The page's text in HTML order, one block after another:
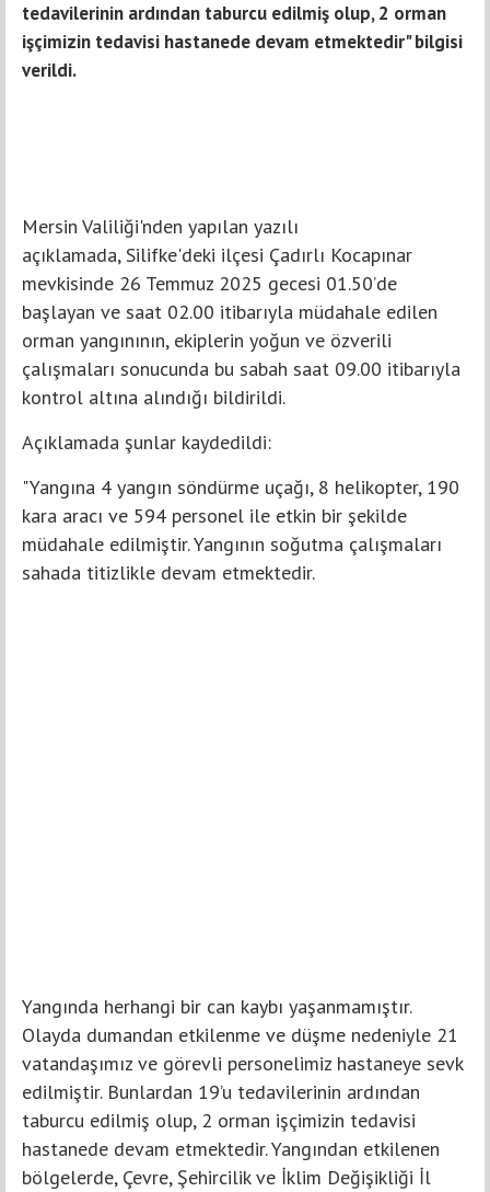
tedavilerinin ardından taburcu edilmiş olup, 2 orman
işçimizin tedavisi hastanede devam etmektedir" bilgisi
verildi.
Mersin Valiliği'nden yapılan yazılı
açıklamada, Silifke'deki ilçesi Çadırlı Kocapınar
mevkisinde 26 Temmuz 2025 gecesi 01.50’de
başlayan ve saat 02.00 itibarıyla müdahale edilen
orman yangınının, ekiplerin yoğun ve özverili
çalışmaları sonucunda bu sabah saat 09.00 itibarıyla
kontrol altına alındığı bildirildi.
Açıklamada şunlar kaydedildi:
"Yangına 4 yangın söndürme uçağı, 8 helikopter, 190
kara aracı ve 594 personel ile etkin bir şekilde
müdahale edilmiştir. Yangının soğutma çalışmaları
sahada titizlikle devam etmektedir.
Yangında herhangi bir can kaybı yaşanmamıştır.
Olayda dumandan etkilenme ve düşme nedeniyle 21
vatandaşımız ve görevli personelimiz hastaneye sevk
edilmiştir. Bunlardan 19’u tedavilerinin ardından
taburcu edilmiş olup, 2 orman işçimizin tedavisi
hastanede devam etmektedir. Yangından etkilenen
bölgelerde, Çevre, Şehircilik ve İklim Değişikliği İl